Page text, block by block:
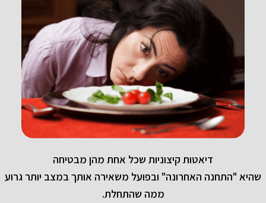
דיאטות קיצוניות שכל אחת מהן מבטיחה
שהיא "התחנה האחרונה" ובפועל משאירה אותך במצב יותר גרוע
ממה שהתחלת.